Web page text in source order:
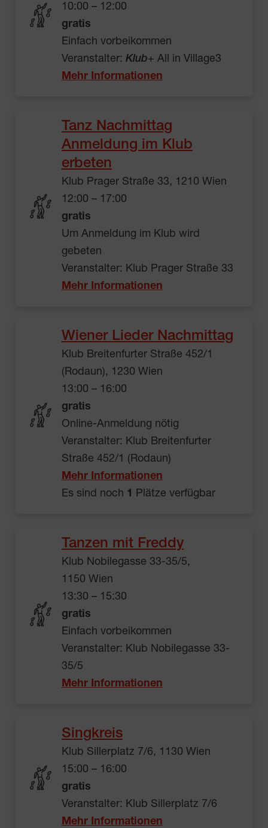
10:00 – 12:00
gratis
Einfach vorbeikommen
Veranstalter: Klub+ All in Village3
Mehr Informationen
Tanz Nachmittag
Anmeldung im Klub
erbeten
Klub Prager Straße 33, 1210 Wien
12:00 – 17:00
gratis
Um Anmeldung im Klub wird
gebeten
Veranstalter: Klub Prager Straße 33
Mehr Informationen
Wiener Lieder Nachmittag
Klub Breitenfurter Straße 452/1
(Rodaun), 1230 Wien
13:00 – 16:00
gratis
Online-Anmeldung nötig
Veranstalter: Klub Breitenfurter
Straße 452/1 (Rodaun)
Mehr Informationen
Es sind noch 1 Plätze verfügbar
Tanzen mit Freddy
Klub Nobilegasse 33-35/5,
1150 Wien
13:30 – 15:30
gratis
Einfach vorbeikommen
Veranstalter: Klub Nobilegasse 33-
35/5
Mehr Informationen
Singkreis
Klub Sillerplatz 7/6, 1130 Wien
15:00 – 16:00
gratis
Veranstalter: Klub Sillerplatz 7/6
Mehr Informationen